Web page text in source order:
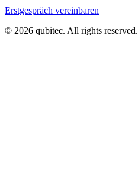
Erstgespräch vereinbaren
© 2026 qubitec. All rights reserved.